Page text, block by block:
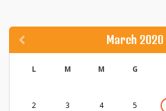
March 2020
L M M G
2
3 4 5